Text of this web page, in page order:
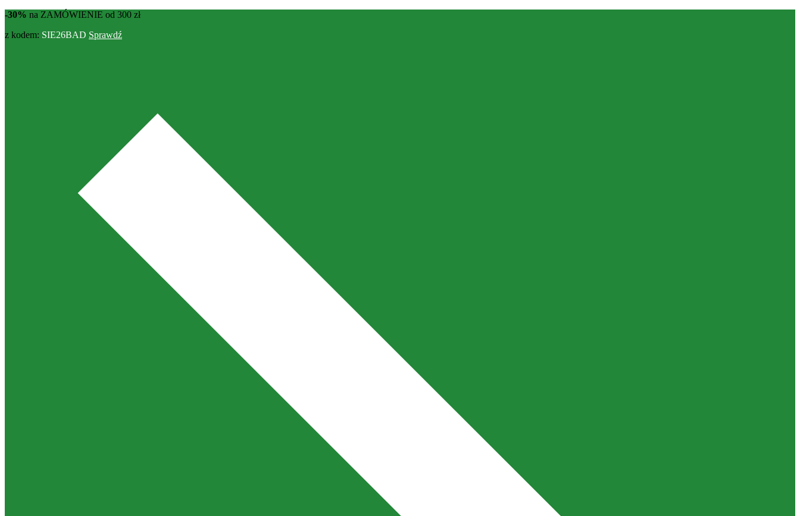
-30% na ZAMÓWIENIE od 300 zł
z kodem: SIE26BAD Sprawdź